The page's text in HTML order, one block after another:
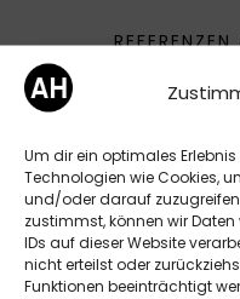
Um dir ein optimales
Technologien wie Cookies,
und/oder darauf
zustimmst, können wir
IDs auf dieser Website
nicht erteilst oder
Funktionen beeinträchtigt